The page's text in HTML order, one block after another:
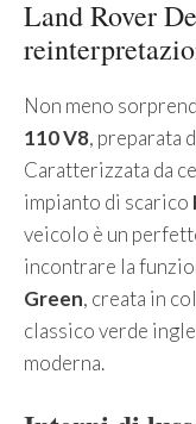
Land Rover
Non meno
110 V8, preparata
Caratterizzata da
impianto di scarico
veicolo è un
incontrare la
Green, creata in
classico verde
moderna.